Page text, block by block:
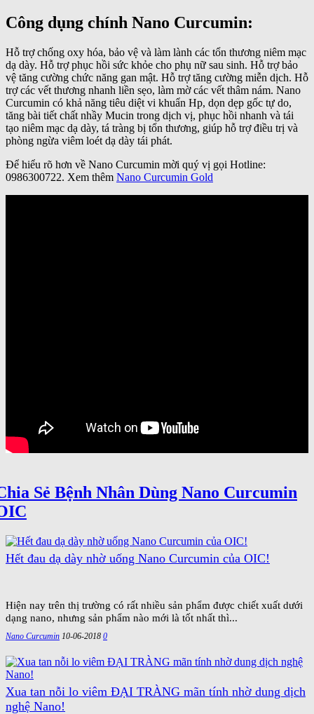
Công dụng chính Nano Curcumin:
Hỗ trợ chống oxy hóa, bảo vệ và làm lành các tổn thương niêm mạc
dạ dày. Hỗ trợ phục hồi sức khỏe cho phụ nữ sau sinh. Hỗ trợ bảo
vệ tăng cường chức năng gan mật. Hỗ trợ tăng cường miễn dịch. Hỗ
trợ các vết thương nhanh liền sẹo, làm mờ các vết thâm nám. Nano
Curcumin có khả năng tiêu diệt vi khuẩn Hp, dọn dẹp gốc tự do,
tăng bài tiết chất nhầy Mucin trong dịch vị, phục hồi nhanh và tái
tạo niêm mạc dạ dày, tá tràng bị tổn thương, giúp hỗ trợ điều trị và
phòng ngừa viêm loét dạ dày tái phát.
Để hiểu rõ hơn về Nano Curcumin mời quý vị gọi Hotline:
0986300722. Xem thêm Nano Curcumin Gold
Sẻ Bệnh Nhân Dùng Nano Curcumin
Hết đau dạ dày nhờ uống Nano Curcumin của OIC!
Hiện nay trên thị trường có rất nhiều sản phẩm được chiết xuất dưới
dạng nano, nhưng sản phẩm nào mới là tốt nhất thì...
Nano Curcumin 10-06-2018 0
Xua tan nỗi lo viêm ĐẠI TRÀNG mãn tính nhờ dung dịch
nghệ Nano!